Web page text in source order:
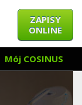
ZAPISY
ONLINE
Mój COSINUS